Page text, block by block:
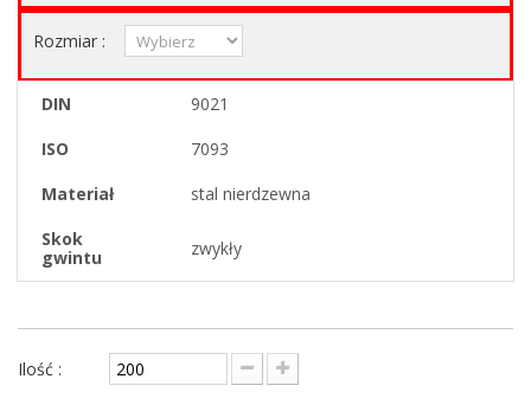
Rozmiar :
DIN
9021
ISO
7093
Materiał
stal nierdzewna
Skok
gwintu
zwykły
Ilość :